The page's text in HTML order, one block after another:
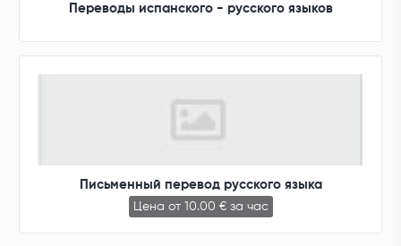
Переводы испанского - русского языков
Письменный перевод русского языка
Цена от 10.00 € за час